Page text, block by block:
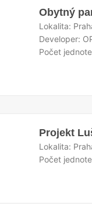
Obytný
Lokalita:
Developer:
Počet
Projekt
Lokalita:
Počet